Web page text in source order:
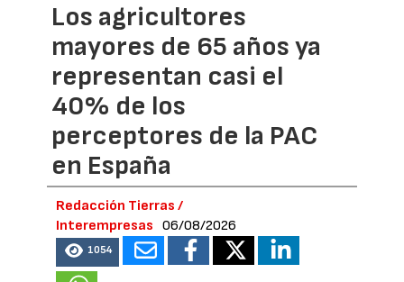
Los agricultores
mayores de 65 años ya
representan casi el
40% de los
perceptores de la PAC
en España
Redacción Tierras /
Interempresas
06/08/2026
1054